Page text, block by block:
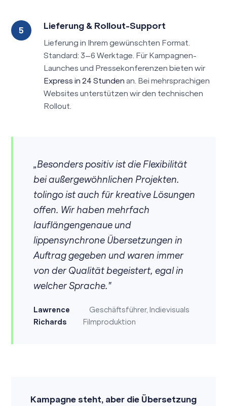
Lieferung & Rollout-Support
Lieferung in Ihrem gewünschten Format.
Standard: 3–6 Werktage. Für Kampagnen-
Launches und Pressekonferenzen bieten wir
Express in 24 Stunden an. Bei mehrsprachigen
Websites unterstützen wir den technischen
Rollout.
„Besonders positiv ist die Flexibilität
bei außergewöhnlichen Projekten.
tolingo ist auch für kreative Lösungen
offen. Wir haben mehrfach
lauflängengenaue und
lippensynchrone Übersetzungen in
Auftrag gegeben und waren immer
von der Qualität begeistert, egal in
welcher Sprache."
Lawrence
Richards
Geschäftsführer, Indievisuals
Filmproduktion
Kampagne steht, aber die Übersetzung